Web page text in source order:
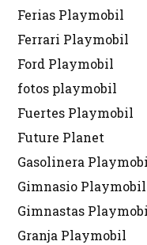
Ferias Playmobil
Ferrari Playmobil
Ford Playmobil
fotos playmobil
Fuertes Playmobil
Future Planet
Gasolinera
Gimnasio Playmobil
Gimnastas
Granja Playmobil